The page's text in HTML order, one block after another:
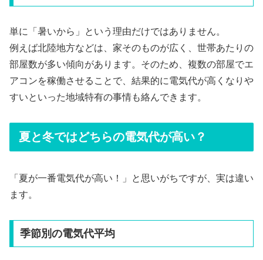
単に「暑いから」という理由だけではありません。
例えば北陸地方などは、家そのものが広く、世帯あたりの
部屋数が多い傾向があります。そのため、複数の部屋でエ
アコンを稼働させることで、結果的に電気代が高くなりや
すいといった地域特有の事情も絡んできます。
夏と冬ではどちらの電気代が高い？
「夏が一番電気代が高い！」と思いがちですが、実は違い
ます。
季節別の電気代平均